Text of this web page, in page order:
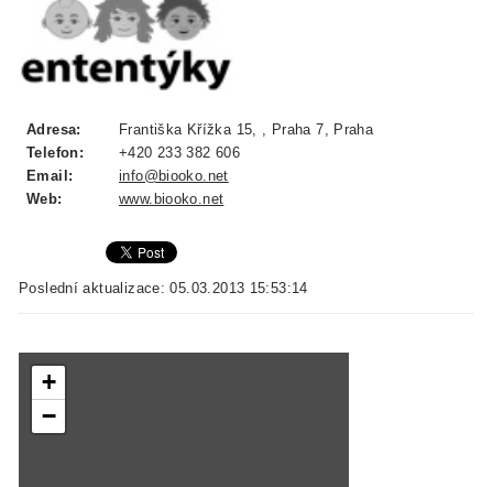
Adresa:
Františka Křížka 15, , Praha 7, Praha
Telefon:
+420 233 382 606
Email:
info@biooko.net
Web:
www.biooko.net
Poslední aktualizace: 05.03.2013 15:53:14
+
−